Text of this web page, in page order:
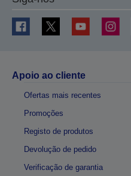
Apoio ao cliente
Ofertas mais recentes
Promoções
Registo de produtos
Devolução de pedido
Verificação de garantia